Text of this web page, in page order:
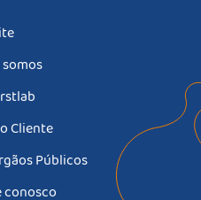
Cliente
Públicos
conosco